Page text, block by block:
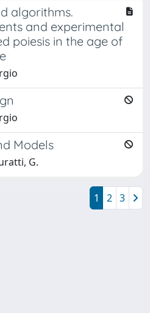
algorithms.
and experimental
poiesis in the age of
Models
G.
1 2 3